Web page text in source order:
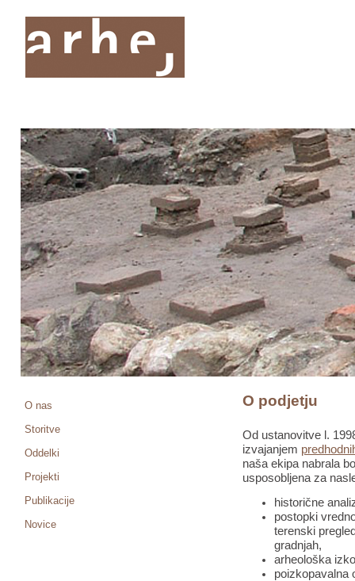
O nas
Storitve
Oddelki
Projekti
Publikacije
Novice
O podjetju
Od ustanovitve l.
izvajanjem
naša ekipa nabrala
usposobljena za
historične
postopki
terenski
gradnjah,
arheološka
poizkopavalna